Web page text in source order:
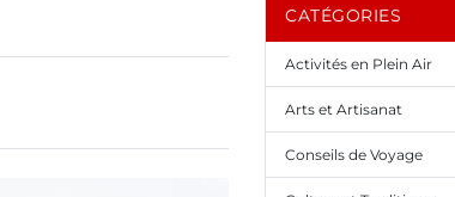
CATÉGORIES
Activités en Plein Air
Arts et Artisanat
Conseils de Voyage